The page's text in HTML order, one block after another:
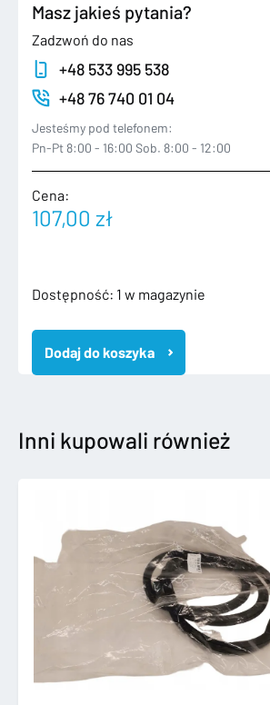
Masz jakieś pytania?
Zadzwoń do nas
+48 533 995 538
+48 76 740 01 04
Jesteśmy pod telefonem:
Pn-Pt 8:00 - 16:00 Sob. 8:00 - 12:00
Cena:
107,00 zł
Dostępność: 1 w magazynie
ilość
A6
C7
4G
TYLNY
4
Dodaj do koszyka
Inni kupowali również